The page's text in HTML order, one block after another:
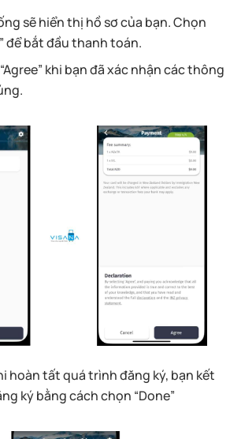
sẽ hiển thị hồ sơ của bạn. Chọn
để bắt đầu thanh toán.
khi bạn đã xác nhận các thông
hoàn tất quá trình đăng ký, bạn kết
ký bằng cách chọn “Done”